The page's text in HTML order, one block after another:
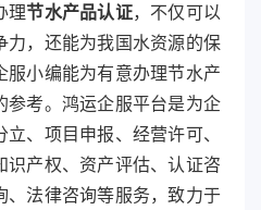
理节水产品认证，不仅可以
力，还能为我国水资源的保
小编能为有意办理节水产
参考。鸿运企服平台是为企
、项目申报、经营许可、
识产权、资产评估、认证咨
、法律咨询等服务，致力于